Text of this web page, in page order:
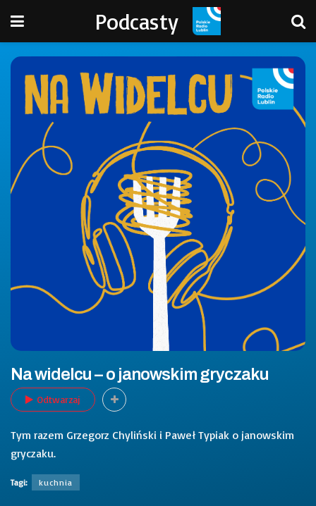
Podcasty
Na widelcu – o janowskim gryczaku
Odtwarzaj
Tym razem Grzegorz Chyliński i Paweł Typiak o janowskim
gryczaku.
Tagi: kuchnia